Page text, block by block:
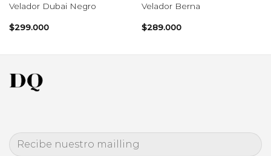
Velador Dubai Negro
$299.000
Velador Berna
$289.000